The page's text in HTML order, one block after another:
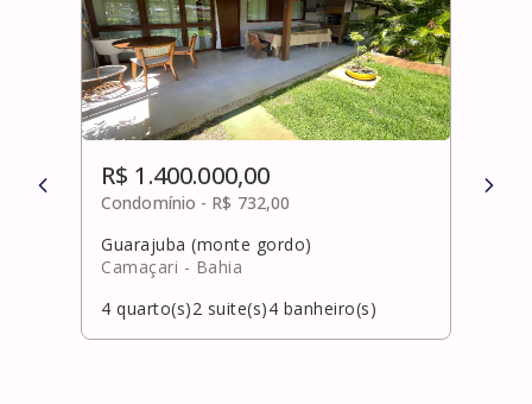
R$ 1.400.000,00
Condomínio - R$ 732,00
Guarajuba (monte gordo)
Camaçari - Bahia
4 quarto(s)2 suite(s)4 banheiro(s)
R$